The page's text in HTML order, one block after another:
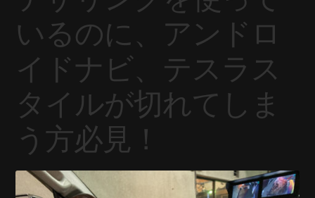
いるのに、アンドロ
イドナビ、テスラス
タイルが切れてしま
う方必見！